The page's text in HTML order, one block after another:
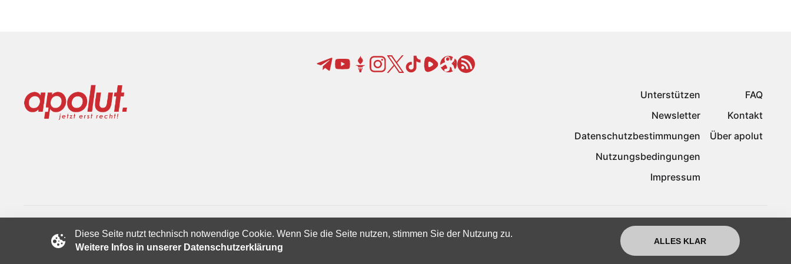
Unterstützen
Newsletter
Datenschutzbestimmungen
Nutzungsbedingungen
Impressum
FAQ
Kontakt
Über apolut
Copyright © 2024 apolut | Jetzt erst recht!. Published apolut Creatives Ltd.
Diese Seite nutzt technisch notwendige Cookie. Wenn Sie die Seite nutzen, stimmen Sie der Nutzung zu.
Weitere Infos in unserer Datenschutzerklärung
ALLES KLAR